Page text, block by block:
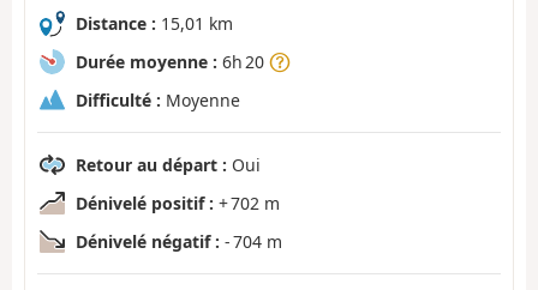
Distance : 15,01 km
Durée moyenne : 6h 20
Difficulté : Moyenne
Retour au départ : Oui
Dénivelé positif : + 702 m
Dénivelé négatif : - 704 m